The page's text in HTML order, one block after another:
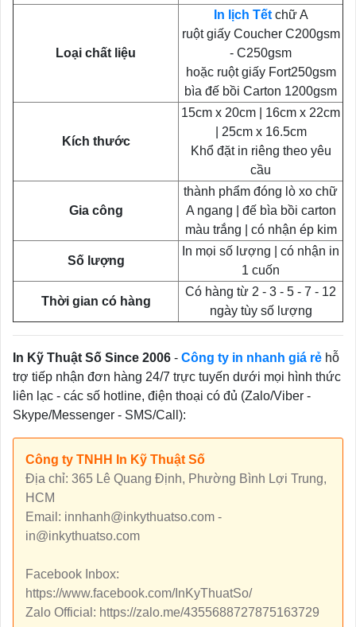
Loại chất liệu
In lịch Tếtchữ A
ruột giấy Coucher C200gsm
- C250gsm
hoặc ruột giấy Fort250gsm
bìa đế bồi Carton 1200gsm
Kích thước
15cm x 20cm | 16cm x 22cm
| 25cm x 16.5cm
Khổ đặt in riêng theo yêu
cầu
Gia công
thành phẩm đóng lò xo chữ
A ngang | đế bìa bồi carton
màu trắng | có nhận ép kim
Số lượng
In mọi số lượng | có nhận in
1 cuốn
Thời gian có hàng
Có hàng từ 2 - 3 - 5 - 7 - 12
ngày tùy số lượng
In Kỹ Thuật Số Since 2006 - Công ty in nhanh giá rẻ hỗ
trợ tiếp nhận đơn hàng 24/7 trực tuyến dưới mọi hình thức
liên lạc - các số hotline, điện thoại có đủ (Zalo/Viber -
Skype/Messenger - SMS/Call):
Công ty TNHH In Kỹ Thuật Số
Địa chỉ: 365 Lê Quang Định, Phường Bình Lợi Trung,
HCM
Email: innhanh@inkythuatso.com -
in@inkythuatso.com
Facebook Inbox:
https://www.facebook.com/InKyThuatSo/
Zalo Official: https://zalo.me/4355688727875163729